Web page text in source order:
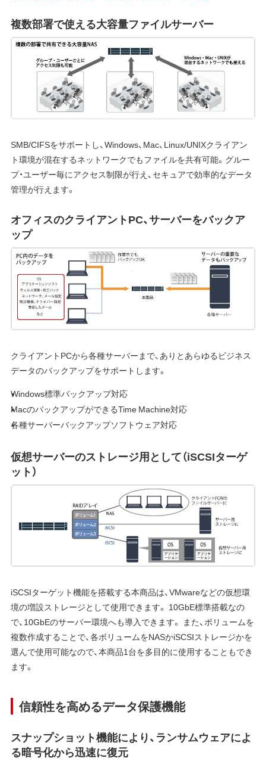
複数部署で使える大容量ファイルサーバー
SMB/CIFSをサポートし、Windows、Mac、Linux/UNIXクライアン
ト環境が混在するネットワークでもファイルを共有可能。グルー
プ・ユーザー毎にアクセス制限が行え、セキュアで効率的なデータ
管理が行えます。
オフィスのクライアントPC、サーバーをバックア
ップ
クライアントPCから各種サーバーまで、ありとあらゆるビジネス
データのバックアップをサポートします。
Windows標準バックアップ対応
MacのバックアップができるTime Machine対応
各種サーバーバックアップソフトウェア対応
仮想サーバーのストレージ用として（iSCSIターゲ
ット）
iSCSIターゲット機能を搭載する本商品は、VMwareなどの仮想環
境の増設ストレージとして使用できます。 10GbE標準搭載なの
で、10GbEのサーバー環境へも導入できます。 また、ボリュームを
複数作成することで、各ボリュームをNASかiSCSIストレージかを
選んで使用可能なので、本商品1台を多目的に使用することもでき
ます。
信頼性を高めるデータ保護機能
スナップショット機能により、ランサムウェアによ
る暗号化から迅速に復元